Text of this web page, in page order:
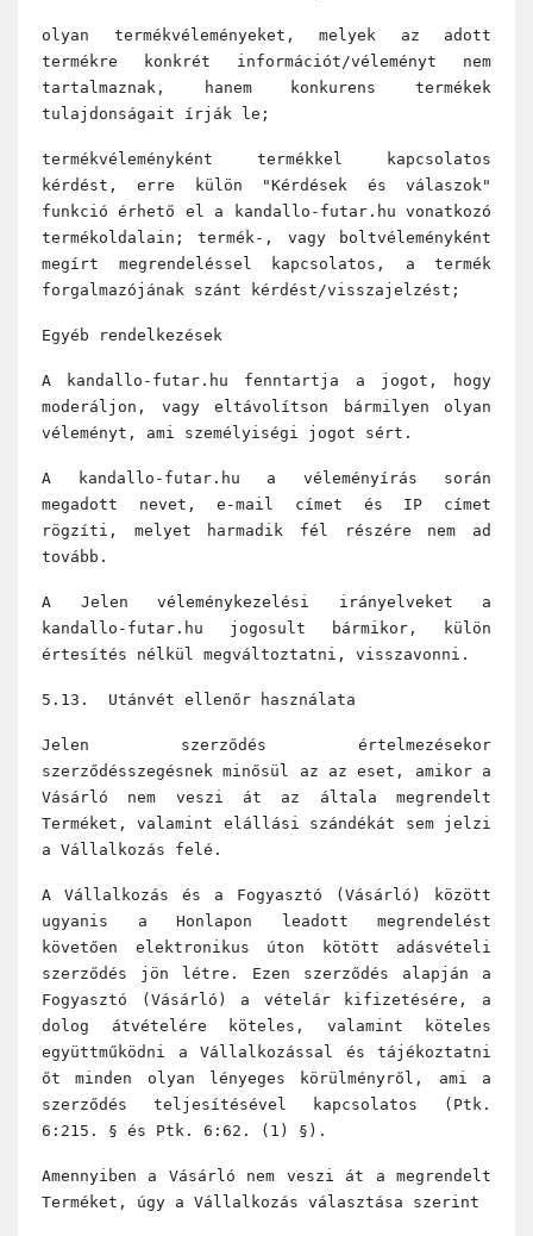
olyan termékvéleményeket, melyek az adott
termékre konkrét információt/véleményt nem
tartalmaznak, hanem konkurens termékek
tulajdonságait írják le;
termékvéleményként termékkel kapcsolatos
kérdést, erre külön "Kérdések és válaszok"
funkció érhető el a kandallo-futar.hu vonatkozó
termékoldalain; termék-, vagy boltvéleményként
megírt megrendeléssel kapcsolatos, a termék
forgalmazójának szánt kérdést/visszajelzést;
Egyéb rendelkezések
A kandallo-futar.hu fenntartja a jogot, hogy
moderáljon, vagy eltávolítson bármilyen olyan
véleményt, ami személyiségi jogot sért.
A kandallo-futar.hu a véleményírás során
megadott nevet, e-mail címet és IP címet
rögzíti, melyet harmadik fél részére nem ad
tovább.
A Jelen véleménykezelési irányelveket a
kandallo-futar.hu jogosult bármikor, külön
értesítés nélkül megváltoztatni, visszavonni.
5.13. Utánvét ellenőr használata
Jelen szerződés értelmezésekor
szerződésszegésnek minősül az az eset, amikor a
Vásárló nem veszi át az általa megrendelt
Terméket, valamint elállási szándékát sem jelzi
a Vállalkozás felé.
A Vállalkozás és a Fogyasztó (Vásárló) között
ugyanis a Honlapon leadott megrendelést
követően elektronikus úton kötött adásvételi
szerződés jön létre. Ezen szerződés alapján a
Fogyasztó (Vásárló) a vételár kifizetésére, a
dolog átvételére köteles, valamint köteles
együttműködni a Vállalkozással és tájékoztatni
őt minden olyan lényeges körülményről, ami a
szerződés teljesítésével kapcsolatos (Ptk.
6:215. § és Ptk. 6:62. (1) §).
Amennyiben a Vásárló nem veszi át a megrendelt
Terméket, úgy a Vállalkozás választása szerint